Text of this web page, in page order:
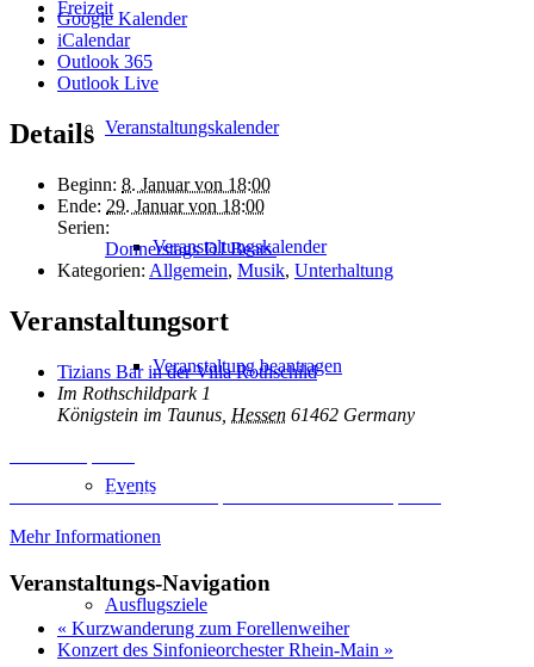
Freizeit
Veranstaltungskalender
Veranstaltungskalender
Veranstaltung beantragen
Events
Ausflugsziele
Google Kalender
iCalendar
Outlook 365
Outlook Live
Details
Beginn: 8. Januar von 18:00
Ende: 29. Januar von 18:00
Serien:
Donnerstags DJ Beats
Kategorien: Allgemein, Musik, Unterhaltung
Veranstaltungsort
Tizians Bar in der Villa Rothschild
Im Rothschildpark 1
Königstein im Taunus Hessen 61462 Germany
Erforderlichen Service akzeptieren und Inhalte entsperren
Mehr Informationen
Veranstaltungs-Navigation
« Kurzwanderung zum Forellenweiher
Konzert des Sinfonieorchester Rhein-Main »